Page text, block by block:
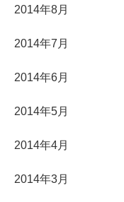
2014年8月
2014年7月
2014年6月
2014年5月
2014年4月
2014年3月